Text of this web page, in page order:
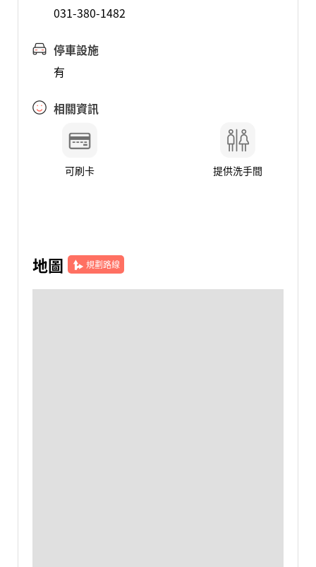
031-380-1482
停車設施
有
相關資訊
可刷卡 提供洗手間
地圖 規劃路線